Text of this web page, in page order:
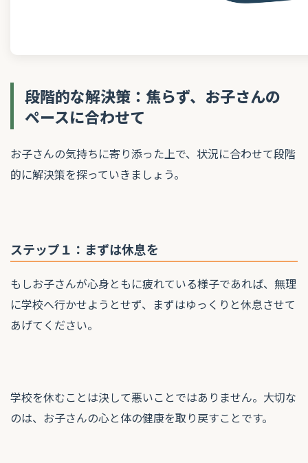
段階的な解決策：焦らず、お子さんの
ペースに合わせて
お子さんの気持ちに寄り添った上で、状況に合わせて段階
的に解決策を探っていきましょう。
ステップ１：まずは休息を
もしお子さんが心身ともに疲れている様子であれば、無理
に学校へ行かせようとせず、まずはゆっくりと休息させて
あげてください。
学校を休むことは決して悪いことではありません。大切な
のは、お子さんの心と体の健康を取り戻すことです。